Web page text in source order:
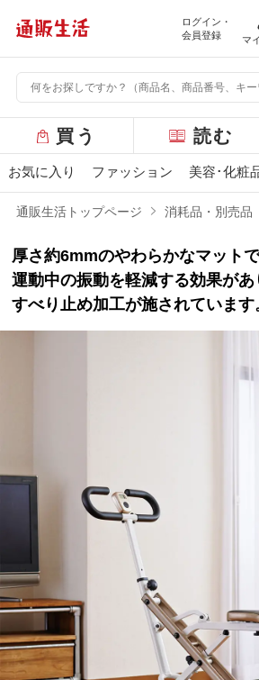
ログイン・
会員登録
マ
ー
バ
ュ
ー
買う 読む
お気に入り ファッション 美容･化粧
通販生活トップページ 消耗品・別売品
厚さ約6mmのやわらかなマット
運動中の振動を軽減する効果が
すべり止め加工が施されています